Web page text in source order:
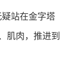
疑站在金字塔
肌肉，推进到